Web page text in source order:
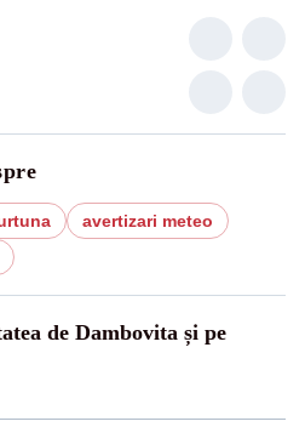
avertizari meteo
de Dambovita și pe